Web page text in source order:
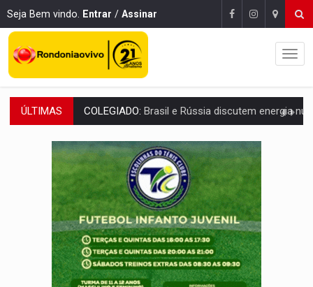
Seja Bem vindo. Entrar / Assinar
ÚLTIMAS URGENTE:Colisão entre caminhão e carro deixa quatro mortos e um em
ENCONTRO:Amazônia Negra ganha projeção nacional com participação de
PREVISÃO:Porto Velho tem chances de chuvas isoladas nesta
SINDICATOS UNIDOS:Assembleia Geral delibera greve da educação
PROCESSO SELETIVO:Rondoniaovivo abre oficina de Comunicação com
AGOSTO LILÁS:MPRO lança de portal e promove reflexão sobre trajetória da
REGULARIZAÇÃO:Refis 2026 segue até o fim do ano para